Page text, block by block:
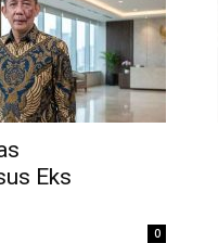
Eks
0